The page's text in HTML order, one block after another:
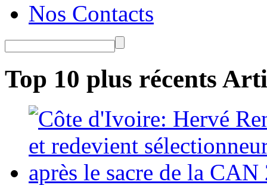
Nos Contacts
Top 10 plus récents